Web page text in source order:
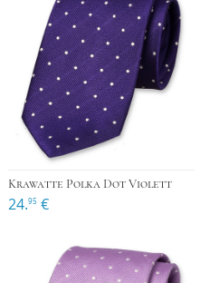
Krawatte Polka Dot Violett
24.95 €